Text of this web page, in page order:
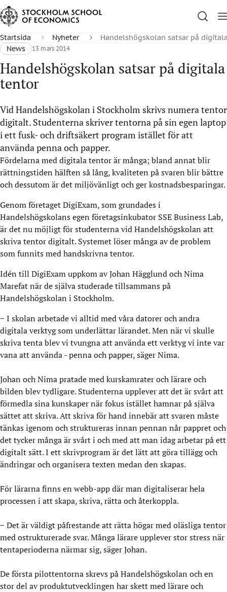
Startsida Nyheter
Handelshögskolan satsar på
News
13 mars 2014
Handelshögskolan satsar på digitala
tentor
Vid Handelshögskolan i Stockholm skrivs numera tentor
digitalt. Studenterna skriver tentorna på sin egen laptop
i ett fusk- och driftsäkert program istället för att
använda penna och papper.
Fördelarna med digitala tentor är många; bland annat blir
rättningstiden hälften så lång, kvaliteten på svaren blir bättre
och dessutom är det miljövänligt och ger kostnadsbesparingar.
Genom företaget DigiExam, som grundades i
Handelshögskolans egen företagsinkubator SSE Business Lab,
är det nu möjligt för studenterna vid Handelshögskolan att
skriva tentor digitalt. Systemet löser många av de problem
som funnits med handskrivna tentor.
Idén till DigiExam uppkom av Johan Hägglund och Nima
Marefat när de själva studerade tillsammans på
Handelshögskolan i Stockholm.
− I skolan arbetade vi alltid med våra datorer och andra
digitala verktyg som underlättar lärandet. Men när vi skulle
skriva tenta blev vi tvungna att använda ett verktyg vi inte var
vana att använda - penna och papper, säger Nima.
Johan och Nima pratade med kurskamrater och lärare och
bilden blev tydligare. Studenterna upplever att det är svårt att
förmedla sina kunskaper när fokus istället hamnar på själva
sättet att skriva. Att skriva för hand innebär att svaren måste
tänkas igenom och struktureras innan pennan når pappret och
det tycker många är svårt i och med att man idag arbetar på ett
digitalt sätt. I ett skrivprogram är det lätt att göra tillägg och
ändringar och organisera texten medan den skapas.
För lärarna finns en webb-app där man digitaliserar hela
processen i att skapa, skriva, rätta och återkoppla.
− Det är väldigt påfrestande att rätta högar med oläsliga tentor
med ostrukturerade svar. Många lärare upplever stor stress när
tentaperioderna närmar sig, säger Johan.
De första pilottentorna skrevs på Handelshögskolan och en
stor del av produktutvecklingen har skett med lärare och